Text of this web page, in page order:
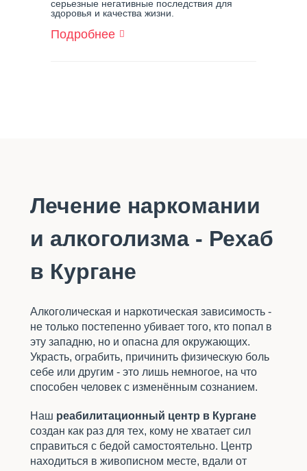
серьезные негативные последствия для
здоровья и качества жизни.
Подробнее О
Лечение наркомании
и алкоголизма - Рехаб
в Кургане
Алкоголическая и наркотическая зависимость -
не только постепенно убивает того, кто попал в
эту западню, но и опасна для окружающих.
Украсть, ограбить, причинить физическую боль
себе или другим - это лишь немногое, на что
способен человек с изменённым сознанием.
Наш реабилитационный центр в Кургане
создан как раз для тех, кому не хватает сил
справиться с бедой самостоятельно. Центр
находиться в живописном месте, вдали от